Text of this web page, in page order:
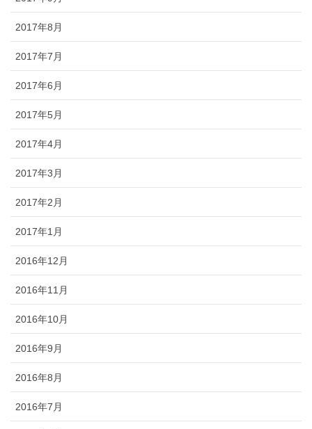
2017年8月
2017年7月
2017年6月
2017年5月
2017年4月
2017年3月
2017年2月
2017年1月
2016年12月
2016年11月
2016年10月
2016年9月
2016年8月
2016年7月